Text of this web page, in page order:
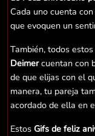
Cada uno cuenta
que evoquen un
También, todos estos
Deimercuentan con
de que elijas con el
manera, tu pareja
acordado de ella en
Estos Gifs de feliz